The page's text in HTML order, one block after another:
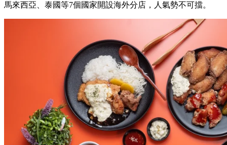
馬來西亞、泰國等7個國家開設海外分店，人氣勢不可擋。